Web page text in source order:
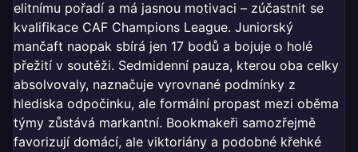
elitnímu pořadí a má jasnou motivaci – zúčastnit se
kvalifikace CAF Champions League. Juniorský
mančaft naopak sbírá jen 17 bodů a bojuje o holé
přežití v soutěži. Sedmidenní pauza, kterou oba celky
absolvovaly, naznačuje vyrovnané podmínky z
hlediska odpočinku, ale formální propast mezi oběma
týmy zůstává markantní. Bookmakeři samozřejmě
favorizují domácí, ale viktoriány a podobné křehké